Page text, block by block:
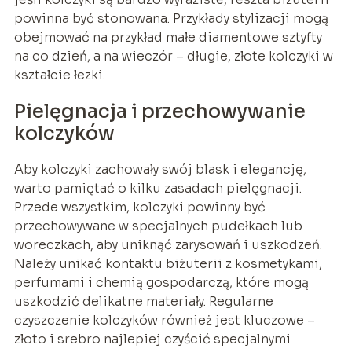
powinna być stonowana. Przykłady stylizacji mogą
obejmować na przykład małe diamentowe sztyfty
na co dzień, a na wieczór – długie, złote kolczyki w
kształcie łezki.
Pielęgnacja i przechowywanie
kolczyków
Aby kolczyki zachowały swój blask i elegancję,
warto pamiętać o kilku zasadach pielęgnacji.
Przede wszystkim, kolczyki powinny być
przechowywane w specjalnych pudełkach lub
woreczkach, aby uniknąć zarysowań i uszkodzeń.
Należy unikać kontaktu biżuterii z kosmetykami,
perfumami i chemią gospodarczą, które mogą
uszkodzić delikatne materiały. Regularne
czyszczenie kolczyków również jest kluczowe –
złoto i srebro najlepiej czyścić specjalnymi